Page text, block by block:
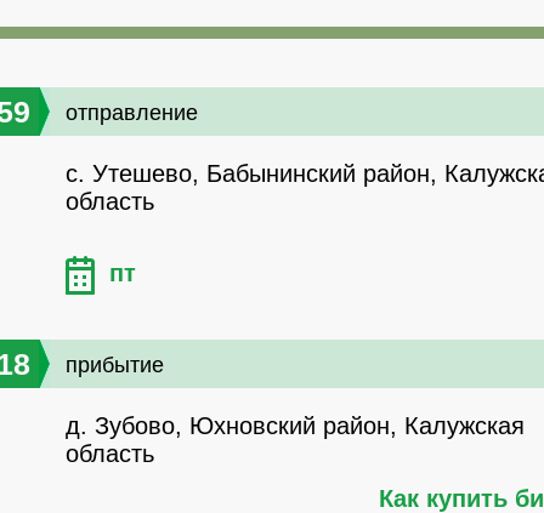
отправление
с. Утешево, Бабынинский район,
область
пт
прибытие
д. Зубово, Юхновский район, Калужская
область
Как купить